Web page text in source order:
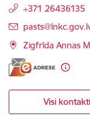
+371 26436135
E-pasts:
Zigfrīda Annas
Visi kontakti